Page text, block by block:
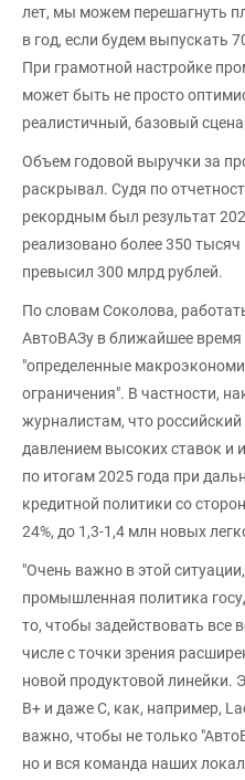
лет, мы можем перешагнуть
в год, если будем выпускать
При грамотной настройке
может быть не просто
реалистичный, базовый
Объем годовой выручки за
раскрывал. Судя по
рекордным был результат
реализовано более 350
превысил 300 млрд рублей.
По словам Соколова,
АвтоВАЗу в ближайшее время
"определенные
ограничения". В частности,
журналистам, что
давлением высоких ставок и
по итогам 2025 года при
кредитной политики со
24%, до 1,3-1,4 млн новых
"Очень важно в этой
промышленная политика
то, чтобы задействовать
числе с точки зрения
новой продуктовой линейки.
B+ и даже C, как, например,
важно, чтобы не только
но и вся команда наших